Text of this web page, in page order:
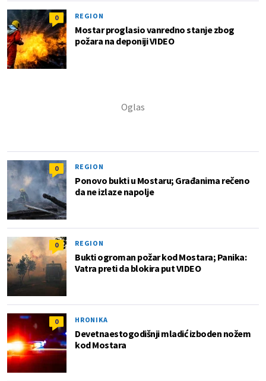
0 REGION
Mostar proglasio vanredno stanje zbog
požara na deponiji VIDEO
0 REGION
Ponovo bukti u Mostaru; Građanima rečeno
da ne izlaze napolje
0 REGION
Bukti ogroman požar kod Mostara; Panika:
Vatra preti da blokira put VIDEO
0 HRONIKA
Devetnaestogodišnji mladić izboden nožem
kod Mostara